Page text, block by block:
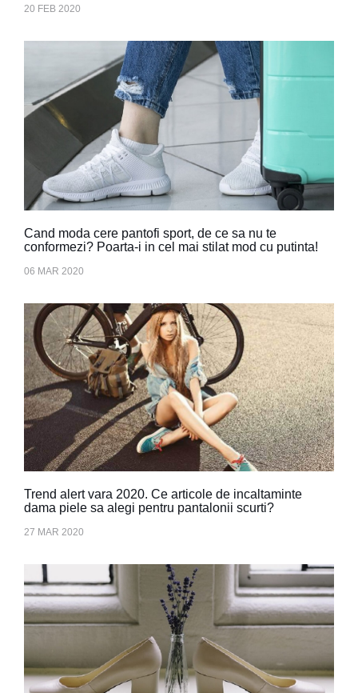
20 FEB 2020
Cand moda cere pantofi sport, de ce sa nu te
conformezi? Poarta-i in cel mai stilat mod cu putinta!
06 MAR 2020
Trend alert vara 2020. Ce articole de incaltaminte
dama piele sa alegi pentru pantalonii scurti?
27 MAR 2020